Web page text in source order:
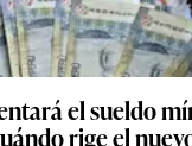
el sueldo
rige el